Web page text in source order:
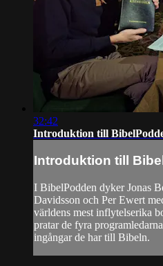
32:42
Introduktion till
Introduktion till
I BibelPodden dyker Jonas
Davidsson och Per Ewert
världens mest inflytelserika
pratar de fyra
ingångar de har till Bibeln.